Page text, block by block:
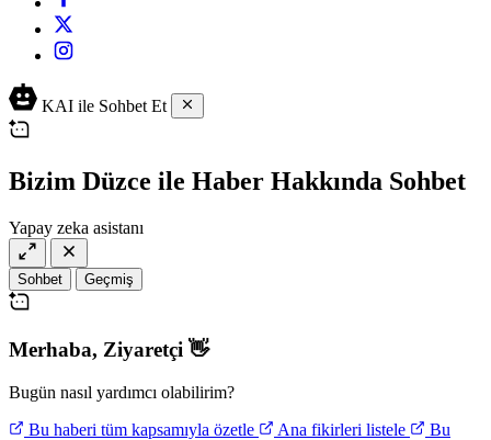
KAI ile Sohbet Et
Bizim Düzce ile Haber Hakkında Sohbet
Yapay zeka asistanı
Sohbet Geçmiş
Merhaba, Ziyaretçi 👋
Bugün nasıl yardımcı olabilirim?
Bu haberi tüm kapsamıyla özetle
Ana fikirleri listele
Bu